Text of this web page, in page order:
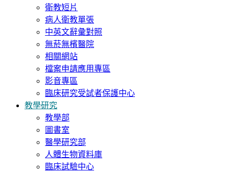
衛教短片
病人衛教單張
中英文辭彙對照
無菸無檳醫院
相關網站
檔案申請應用專區
影音專區
臨床研究受試者保護中心
教學研究
教學部
圖書室
醫學研究部
人體生物資料庫
臨床試驗中心